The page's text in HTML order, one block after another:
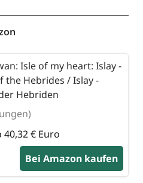
Isle of my heart: Islay -
the Hebrides / Islay -
Hebriden
40,32 € Euro
Bei Amazon kaufen